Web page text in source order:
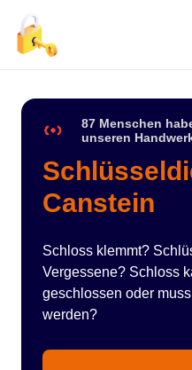
87 Menschen
unseren
Canstein
Schloss klemmt?
Vergessene? Schloss
geschlossen oder
werden?